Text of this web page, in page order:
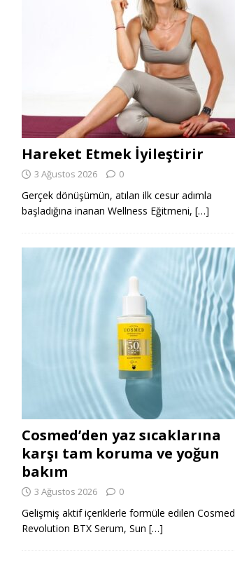
Hareket Etmek İyileştirir
3 Ağustos 2026 0
Gerçek dönüşümün, atılan ilk cesur adımla
başladığına inanan Wellness Eğitmeni, […]
Cosmed’den yaz sıcaklarına
karşı tam koruma ve yoğun
bakım
3 Ağustos 2026 0
Gelişmiş aktif içeriklerle formüle edilen Cosmed
Revolution BTX Serum, Sun […]